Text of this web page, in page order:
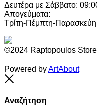
Δευτέρα με Σάββατο:
Απογεύματα:
Τρίτη-Πέμπτη-
©2024 Raptopoulos
Powered byArtAbout
Αναζήτηση